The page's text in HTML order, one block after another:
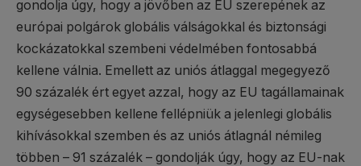
gondolja úgy, hogy a jövőben az EU szerepének az
európai polgárok globális válságokkal és biztonsági
kockázatokkal szembeni védelmében fontosabbá
kellene válnia. Emellett az uniós átlaggal megegyező
90 százalék ért egyet azzal, hogy az EU tagállamainak
egységesebben kellene fellépniük a jelenlegi globális
kihívásokkal szemben és az uniós átlagnál némileg
többen – 91 százalék – gondolják úgy, hogy az EU-nak